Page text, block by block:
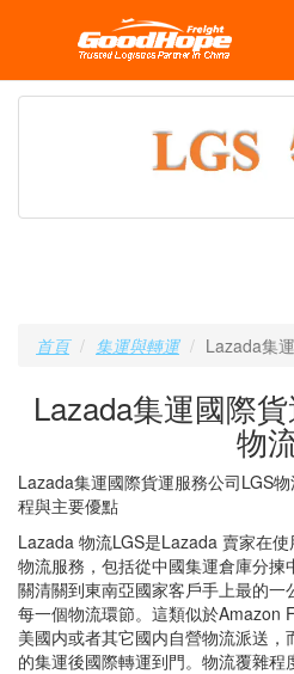
首頁 集運與轉運 Lazada集
Lazada集運國際
物
Lazada集運國際貨運服務公司LGS
程與主要優點
Lazada 物流LGS是Lazada 賣家在
物流服務，包括從中國集運倉庫分
關清關到東南亞國家客戶手上最的一
每一個物流環節。這類似於Amazon
美國内或者其它國内自營物流派送
的集運後國際轉運到門。物流覆雜程